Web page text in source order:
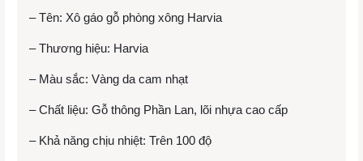
– Tên: Xô gáo gỗ phòng xông Harvia
– Thương hiệu: Harvia
– Màu sắc: Vàng da cam nhạt
– Chất liệu: Gỗ thông Phần Lan, lõi nhựa cao cấp
– Khả năng chịu nhiệt: Trên 100 độ